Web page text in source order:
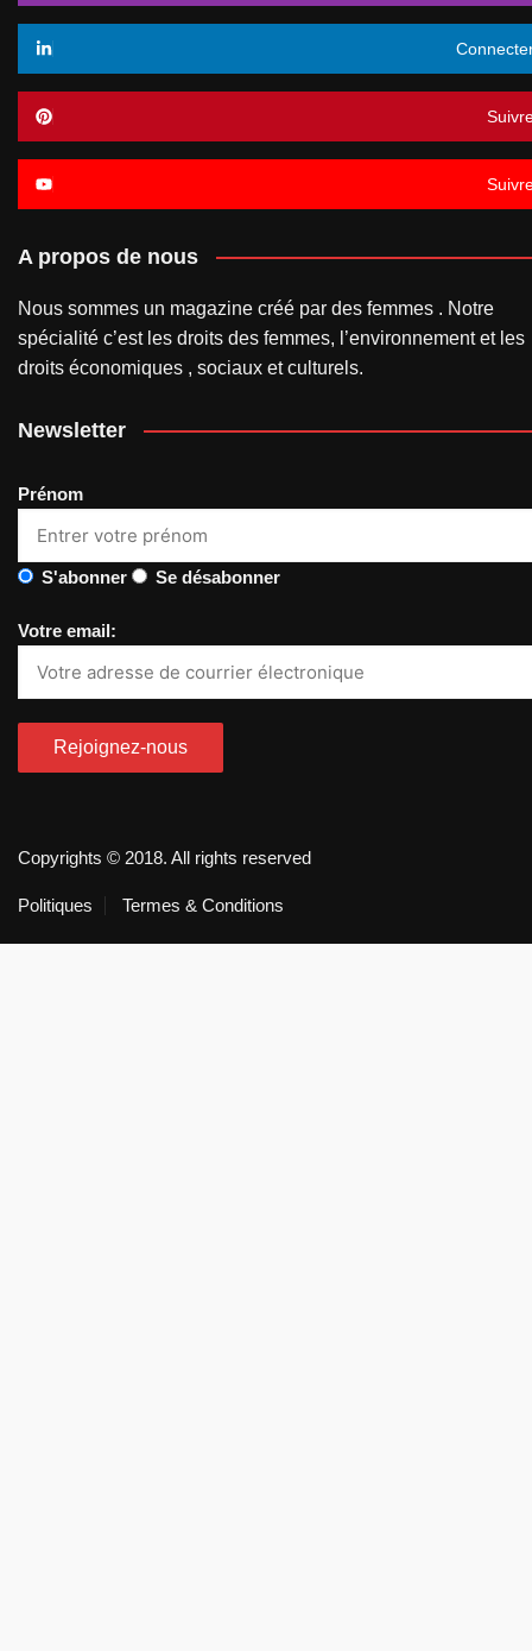
A propos de nous
Nous sommes un magazine créé par des femmes . Notre
spécialité c’est les droits des femmes, l’environnement et les
droits économiques , sociaux et culturels.
Newsletter
Prénom
S'abonner Se désabonner
Votre email:
Copyrights © 2018. All rights reserved
Politiques Termes & Conditions